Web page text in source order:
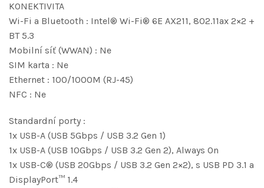
KONEKTIVITA
Wi-Fi a Bluetooth : Intel® Wi-Fi® 6E AX211, 802.11ax 2×2 +
BT 5.3
Mobilní síť (WWAN) : Ne
SIM karta : Ne
Ethernet : 100/1000M (RJ-45)
NFC : Ne
Standardní porty :
1x USB-A (USB 5Gbps / USB 3.2 Gen 1)
1x USB-A (USB 10Gbps / USB 3.2 Gen 2), Always On
1x USB-C® (USB 20Gbps / USB 3.2 Gen 2×2), s USB PD 3.1 a
DisplayPort™ 1.4